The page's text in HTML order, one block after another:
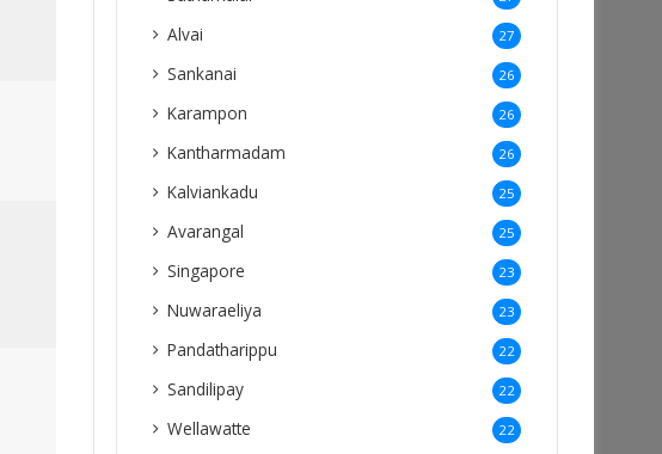
Alvai 27
Sankanai 26
Karampon 26
Kantharmadam 26
Kalviankadu 25
Avarangal 25
Singapore 23
Nuwaraeliya 23
Pandatharippu 22
Sandilipay 22
Wellawatte 22